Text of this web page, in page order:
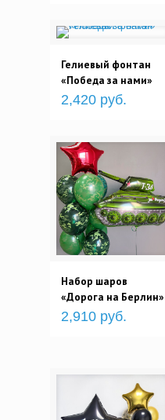
Гелиевый фонтан
«Победа за нами»
2,420 руб.
Набор шаров
«Дорога на Берлин»
2,910 руб.